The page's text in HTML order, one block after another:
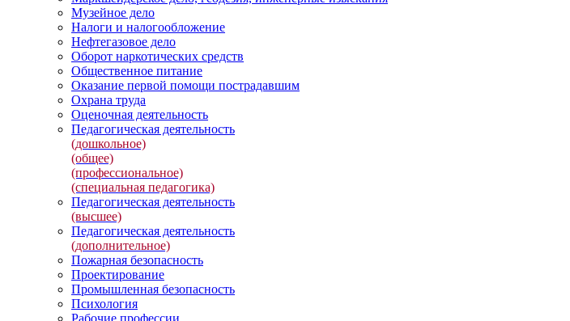
Музейное дело
Налоги и налогообложение
Нефтегазовое дело
Оборот наркотических средств
Общественное питание
Оказание первой помощи пострадавшим
Охрана труда
Оценочная деятельность
Педагогическая деятельность
(дошкольное)
(общее)
(профессиональное)
(специальная педагогика)
Педагогическая деятельность
(высшее)
Педагогическая деятельность
(дополнительное)
Пожарная безопасность
Проектирование
Промышленная безопасность
Психология
Рабочие профессии